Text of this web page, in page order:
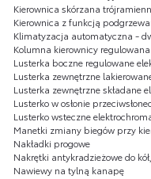
Kierownica skórzana
Kierownica z funkcją
Klimatyzacja automatyczna -
Kolumna kierownicy
Lusterka boczne regulowane
Lusterka zewnętrzne
Lusterka zewnętrzne składane
Lusterko w osłonie
Lusterko wsteczne
Manetki zmiany biegów przy
Nakładki progowe
Nakrętki antykradzieżowe do
Nawiewy na tylną kanapę